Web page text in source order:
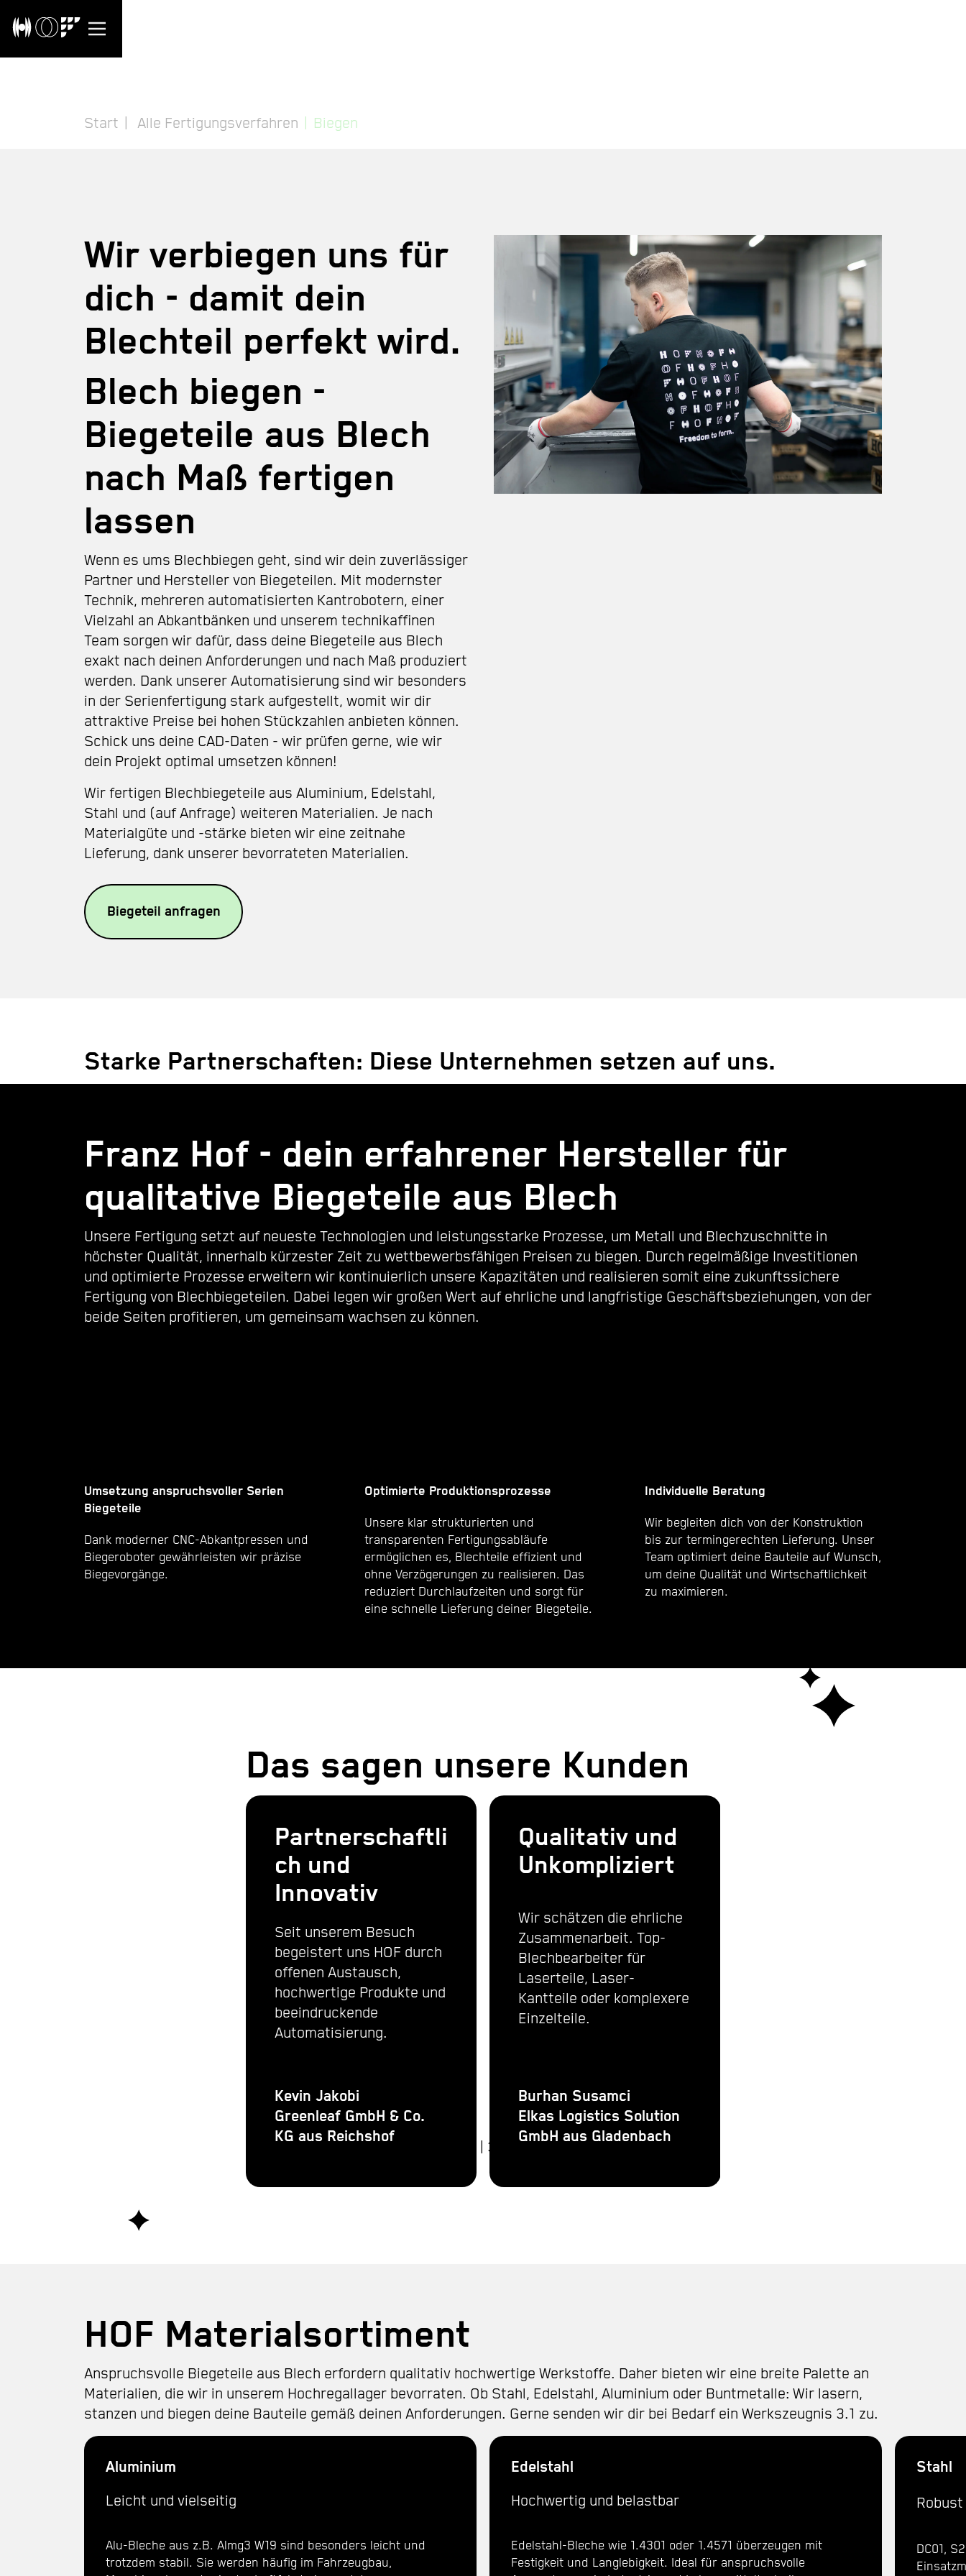
Start Alle Fertigungsverfahren Biegen
Wir verbiegen uns für
dich - damit dein
Blechteil perfekt wird.
Blech biegen -
Biegeteile aus Blech
nach Maß fertigen
lassen
Wenn es ums Blechbiegen geht, sind wir dein zuverlässiger
Partner und Hersteller von Biegeteilen. Mit modernster
Technik, mehreren automatisierten Kantrobotern, einer
Vielzahl an Abkantbänken und unserem technikaffinen
Team sorgen wir dafür, dass deine Biegeteile aus Blech
exakt nach deinen Anforderungen und nach Maß produziert
werden. Dank unserer Automatisierung sind wir besonders
in der Serienfertigung stark aufgestellt, womit wir dir
attraktive Preise bei hohen Stückzahlen anbieten können.
Schick uns deine CAD-Daten - wir prüfen gerne, wie wir
dein Projekt optimal umsetzen können!
Wir fertigen Blechbiegeteile aus Aluminium, Edelstahl,
Stahl und (auf Anfrage) weiteren Materialien. Je nach
Materialgüte und -stärke bieten wir eine zeitnahe
Lieferung, dank unserer bevorrateten Materialien.
Biegeteil anfragen
Starke Partnerschaften: Diese Unternehmen setzen auf uns.
Franz Hof - dein erfahrener Hersteller für
qualitative Biegeteile aus Blech
Unsere Fertigung setzt auf neueste Technologien und leistungsstarke Prozesse, um Metall und Blechzuschnitte in
höchster Qualität, innerhalb kürzester Zeit zu wettbewerbsfähigen Preisen zu biegen. Durch regelmäßige Investitionen
und optimierte Prozesse erweitern wir kontinuierlich unsere Kapazitäten und realisieren somit eine zukunftssichere
Fertigung von Blechbiegeteilen. Dabei legen wir großen Wert auf ehrliche und langfristige Geschäftsbeziehungen, von der
beide Seiten profitieren, um gemeinsam wachsen zu können.
Umsetzung anspruchsvoller Serien
Biegeteile
Dank moderner CNC-Abkantpressen und
Biegeroboter gewährleisten wir präzise
Biegevorgänge.
Optimierte Produktionsprozesse
Unsere klar strukturierten und
transparenten Fertigungsabläufe
ermöglichen es, Blechteile effizient und
ohne Verzögerungen zu realisieren. Das
reduziert Durchlaufzeiten und sorgt für
eine schnelle Lieferung deiner Biegeteile.
Individuelle Beratung
Wir begleiten dich von der Konstruktion
bis zur termingerechten Lieferung. Unser
Team optimiert deine Bauteile auf Wunsch,
um deine Qualität und Wirtschaftlichkeit
zu maximieren.
Das sagen unsere Kunden
Partnerschaftli
ch und
Innovativ
Seit unserem Besuch
begeistert uns HOF durch
offenen Austausch,
hochwertige Produkte und
beeindruckende
Automatisierung.
Kevin Jakobi
Greenleaf GmbH & Co.
KG aus Reichshof
Qualitativ und
Unkompliziert
Wir schätzen die ehrliche
Zusammenarbeit. Top-
Blechbearbeiter für
Laserteile, Laser-
Kantteile oder komplexere
Einzelteile.
Burhan Susamci
Elkas Logistics Solution
GmbH aus Gladenbach
3
HOF Materialsortiment
Anspruchsvolle Biegeteile aus Blech erfordern qualitativ hochwertige Werkstoffe. Daher bieten wir eine breite Palette an
Materialien, die wir in unserem Hochregallager bevorraten. Ob Stahl, Edelstahl, Aluminium oder Buntmetalle: Wir lasern,
stanzen und biegen deine Bauteile gemäß deinen Anforderungen. Gerne senden wir dir bei Bedarf ein Werkszeugnis 3.1 zu.
Aluminium
Leicht und vielseitig
Alu-Bleche aus z.B. Almg3 W19 sind besonders leicht und
trotzdem stabil. Sie werden häufig im Fahrzeugbau,
Edelstahl
Hochwertig und belastbar
Edelstahl-Bleche wie 1.4301 oder 1.4571 überzeugen mit
Festigkeit und Langlebigkeit. Ideal für anspruchsvolle
Stahl
DC01,